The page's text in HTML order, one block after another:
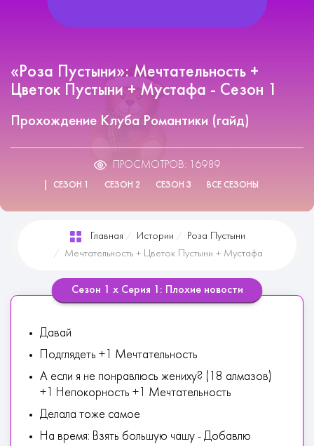
«Роза Пустыни»: Мечтательность +
Цветок Пустыни + Мустафа - Сезон 1
Прохождение Клуба Романтики (гайд)
ПРОСМОТРОВ: 16989
СЕЗОН 1 СЕЗОН 2 СЕЗОН 3 ВСЕ СЕЗОНЫ
Главная Истории
Роза Пустыни
Мечтательность + Цветок Пустыни + Мустафа
Сезон 1 х Серия 1: Плохие новости
Давай
Подглядеть +1 Мечтательность
А если я не понравлюсь жениху? (18 алмазов)
+1 Непокорность +1 Мечтательность
Делала тоже самое
На время: Взять большую чашу - Добавлю